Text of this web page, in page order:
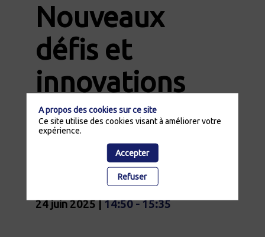
Nouveaux
défis et
innovations
pour les
grandes
fortunes
24 juin 2025|14:50-15:35
A propos des cookies sur ce site
Ce site utilise des cookies visant à améliorer votre
expérience.
Accepter
Refuser